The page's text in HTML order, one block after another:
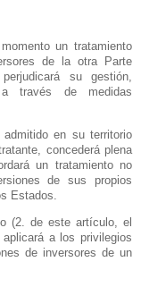
un tratamiento
de la otra Parte
su gestión,
través de medidas
en su territorio
concederá plena
un tratamiento no
de sus propios
Estados.
(2. de este artículo, el
a los privilegios
de inversores de un